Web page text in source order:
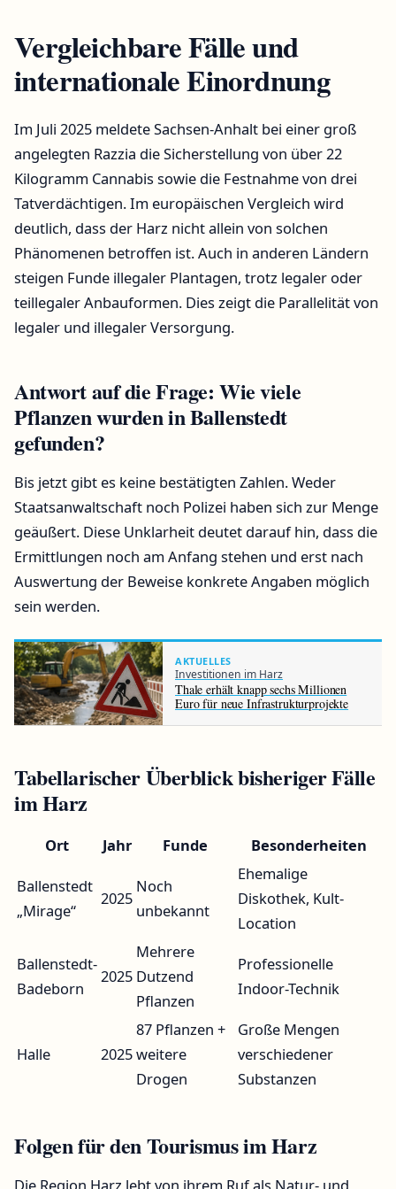
Vergleichbare Fälle und
internationale Einordnung
Im Juli 2025 meldete Sachsen-Anhalt bei einer groß
angelegten Razzia die Sicherstellung von über 22
Kilogramm Cannabis sowie die Festnahme von drei
Tatverdächtigen. Im europäischen Vergleich wird
deutlich, dass der Harz nicht allein von solchen
Phänomenen betroffen ist. Auch in anderen Ländern
steigen Funde illegaler Plantagen, trotz legaler oder
teillegaler Anbauformen. Dies zeigt die Parallelität von
legaler und illegaler Versorgung.
Antwort auf die Frage: Wie viele
Pflanzen wurden in Ballenstedt
gefunden?
Bis jetzt gibt es keine bestätigten Zahlen. Weder
Staatsanwaltschaft noch Polizei haben sich zur Menge
geäußert. Diese Unklarheit deutet darauf hin, dass die
Ermittlungen noch am Anfang stehen und erst nach
Auswertung der Beweise konkrete Angaben möglich
sein werden.
AKTUELLES
Investitionen im Harz
Thale erhält knapp sechs Millionen
Euro für neue Infrastrukturprojekte
Tabellarischer Überblick bisheriger Fälle
im Harz
Ort Jahr Funde
Besonderheiten
Ballenstedt
„Mirage“
2025
Noch
unbekannt
Ehemalige
Diskothek, Kult-
Location
Ballenstedt-
Badeborn
2025
Mehrere
Dutzend
Pflanzen
Professionelle
Indoor-Technik
Halle 2025
87 Pflanzen +
weitere
Drogen
Große Mengen
verschiedener
Substanzen
Folgen für den Tourismus im Harz